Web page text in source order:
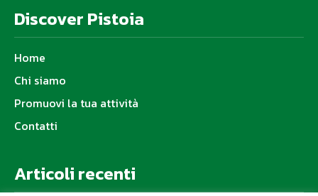
Discover Pistoia
Home
Chi siamo
Promuovi la tua attività
Contatti
Articoli recenti